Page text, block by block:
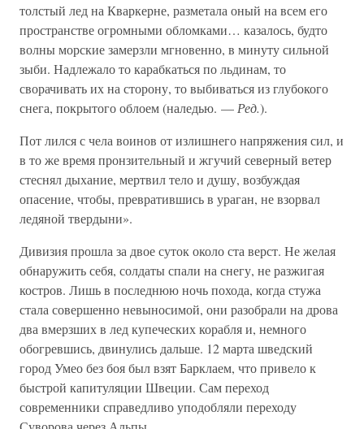
толстый лед на Кваркерне, разметала оный на всем его
пространстве огромными обломками… казалось, будто
волны морские замерзли мгновенно, в минуту сильной
зыби. Надлежало то карабкаться по льдинам, то
сворачивать их на сторону, то выбиваться из глубокого
снега, покрытого облоем (наледью. — Ред.).
Пот лился с чела воинов от излишнего напряжения сил, и
в то же время пронзительный и жгучий северный ветер
стеснял дыхание, мертвил тело и душу, возбуждая
опасение, чтобы, превратившись в ураган, не взорвал
ледяной твердыни».
Дивизия прошла за двое суток около ста верст. Не желая
обнаружить себя, солдаты спали на снегу, не разжигая
костров. Лишь в последнюю ночь похода, когда стужа
стала совершенно невыносимой, они разобрали на дрова
два вмерзших в лед купеческих корабля и, немного
обогревшись, двинулись дальше. 12 марта шведский
город Умео без боя был взят Барклаем, что привело к
быстрой капитуляции Швеции. Сам переход
современники справедливо уподобляли переходу